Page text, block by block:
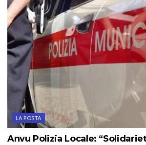
LA POSTA
Anvu Polizia Locale: